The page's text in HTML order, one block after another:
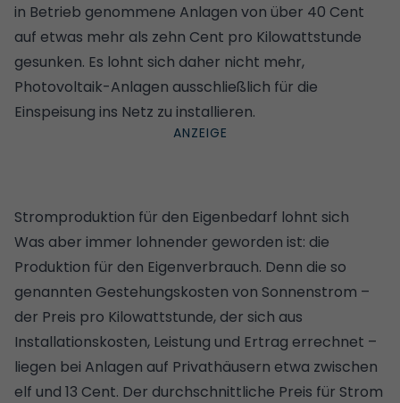
in Betrieb genommene Anlagen von über 40 Cent
auf etwas mehr als zehn Cent pro Kilowattstunde
gesunken. Es lohnt sich daher nicht mehr,
Photovoltaik-Anlagen ausschließlich für die
Einspeisung ins Netz zu installieren.
Stromproduktion für den Eigenbedarf lohnt sich
Was aber immer lohnender geworden ist: die
Produktion für den Eigenverbrauch. Denn die so
genannten Gestehungskosten von Sonnenstrom –
der Preis pro Kilowattstunde, der sich aus
Installationskosten, Leistung und Ertrag errechnet –
liegen bei Anlagen auf Privathäusern etwa zwischen
elf und 13 Cent. Der durchschnittliche Preis für Strom